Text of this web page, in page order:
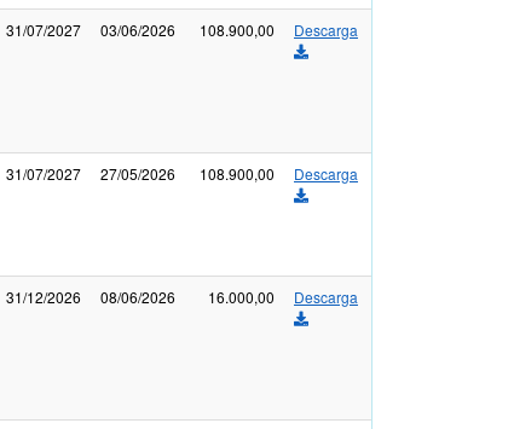
31/07/2027 03/06/2026 108.900,00 Descarga
31/07/2027 27/05/2026 108.900,00 Descarga
31/12/2026 08/06/2026 16.000,00 Descarga